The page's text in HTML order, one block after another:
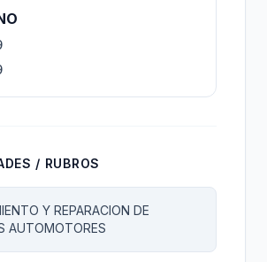
/ RUBROS
Y REPARACION DE
AUTOMOTORES